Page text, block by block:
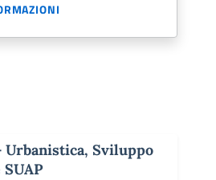
Urbanistica, Sviluppo